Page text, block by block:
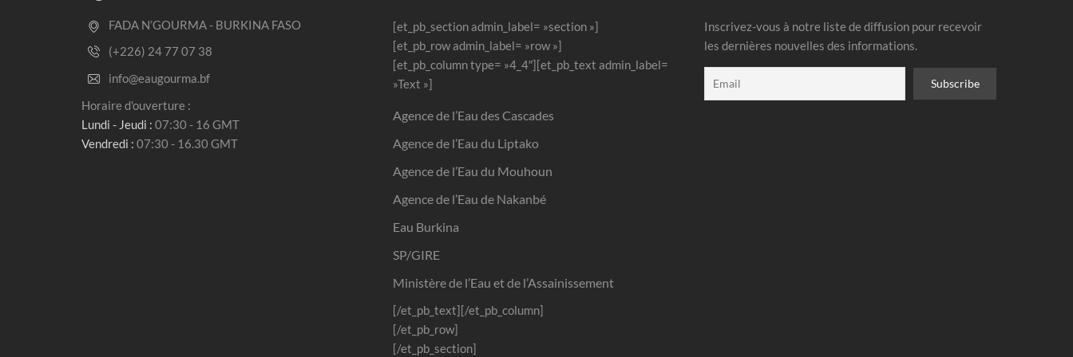
FADA N’GOURMA - BURKINA FASO
(+226) 24 77 07 38
info@eaugourma.bf
Horaire d'ouverture :
Lundi - Jeudi : 07:30 - 16 GMT
Vendredi : 07:30 - 16.30 GMT
[et_pb_section admin_label= »section »]
[et_pb_row admin_label= »row »]
[et_pb_column type= »4_4″][et_pb_text admin_label=
»Text »]
Agence de l’Eau des Cascades
Agence de l’Eau du Liptako
Agence de l’Eau du Mouhoun
Agence de l’Eau de Nakanbé
Eau Burkina
SP/GIRE
Ministère de l’Eau et de l’Assainissement
[/et_pb_text][/et_pb_column]
[/et_pb_row]
[/et_pb_section]
Inscrivez-vous à notre liste de diffusion pour recevoir
les dernières nouvelles des informations.